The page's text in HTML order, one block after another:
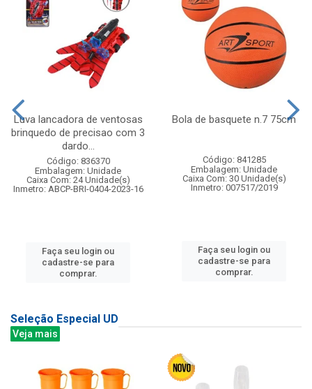
Luva lancadora de ventosas
brinquedo de precisao com 3
dardo...
Código: 836370
Embalagem: Unidade
Caixa Com: 24 Unidade(s)
Inmetro: ABCP-BRI-0404-2023-16
Faça seu login ou
cadastre-se para
comprar.
Bola de basquete n.7 75cm
Código: 841285
Embalagem: Unidade
Caixa Com: 30 Unidade(s)
Inmetro: 007517/2019
Faça seu login ou
cadastre-se para
comprar.
Seleção Especial UD
Veja mais